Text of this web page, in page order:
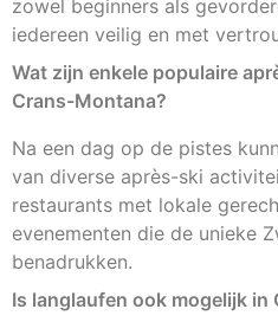
zowel beginners als
iedereen veilig en met
Wat zijn enkele populaire
Crans-Montana?
Na een dag op de pistes
van diverse après-ski
restaurants met lokale
evenementen die de unieke
benadrukken.
Is langlaufen ook mogelijk in